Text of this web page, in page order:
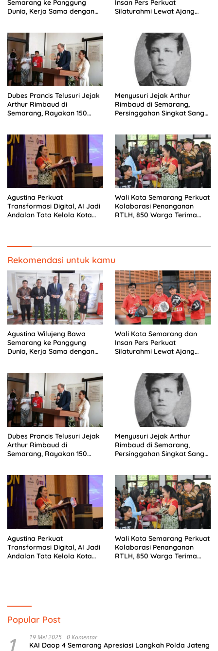
Semarang ke Panggung
Dunia, Kerja Sama dengan
Insan Pers Perkuat
Silaturahmi Lewat Ajang
Dubes Prancis Telusuri Jejak
Arthur Rimbaud di
Semarang, Rayakan 150
Menyusuri Jejak Arthur
Rimbaud di Semarang,
Persinggahan Singkat Sang
Agustina Perkuat
Transformasi Digital, AI Jadi
Andalan Tata Kelola Kota
Wali Kota Semarang Perkuat
Kolaborasi Penanganan
RTLH, 850 Warga Terima
Rekomendasi untuk kamu
Agustina Wilujeng Bawa
Semarang ke Panggung
Dunia, Kerja Sama dengan
Wali Kota Semarang dan
Insan Pers Perkuat
Silaturahmi Lewat Ajang
Dubes Prancis Telusuri Jejak
Arthur Rimbaud di
Semarang, Rayakan 150
Menyusuri Jejak Arthur
Rimbaud di Semarang,
Persinggahan Singkat Sang
Agustina Perkuat
Transformasi Digital, AI Jadi
Andalan Tata Kelola Kota
Wali Kota Semarang Perkuat
Kolaborasi Penanganan
RTLH, 850 Warga Terima
Popular Post
1 19 Mei 2025 0 Komentar
KAI Daop 4 Semarang Apresiasi Langkah Polda Jateng